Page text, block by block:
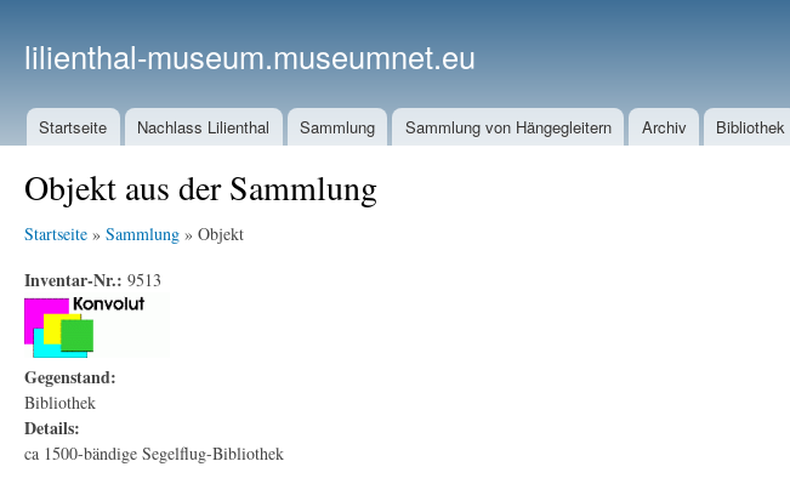
lilienthal-museum.museumnet.eu
Startseite Nachlass Lilienthal Sammlung Sammlung von Hängegleitern Archiv Bibliothek
Objekt aus der Sammlung
Startseite » Sammlung » Objekt
Inventar-Nr.: 9513
Gegenstand:
Bibliothek
Details:
ca 1500-bändige Segelflug-Bibliothek